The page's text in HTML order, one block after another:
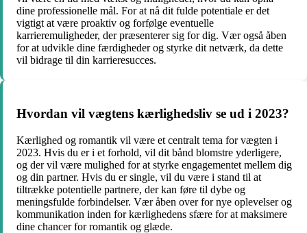
dine professionelle mål. For at nå dit fulde potentiale er det
vigtigt at være proaktiv og forfølge eventuelle
karrieremuligheder, der præsenterer sig for dig. Vær også åben
for at udvikle dine færdigheder og styrke dit netværk, da dette
vil bidrage til din karrieresucces.
Hvordan vil vægtens kærlighedsliv se ud i 2023?
Kærlighed og romantik vil være et centralt tema for vægten i
2023. Hvis du er i et forhold, vil dit bånd blomstre yderligere,
og der vil være mulighed for at styrke engagementet mellem dig
og din partner. Hvis du er single, vil du være i stand til at
tiltrække potentielle partnere, der kan føre til dybe og
meningsfulde forbindelser. Vær åben over for nye oplevelser og
kommunikation inden for kærlighedens sfære for at maksimere
dine chancer for romantik og glæde.